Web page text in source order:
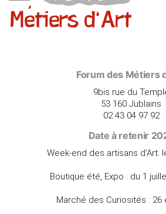
Forum des Métiers
9bis rue du
53 160 Jublains
02 43 04 97 92
Date à retenir
Week-end des artisans d’Art:
Boutique été, Expo : du 1
Marché des Curiosités : 26